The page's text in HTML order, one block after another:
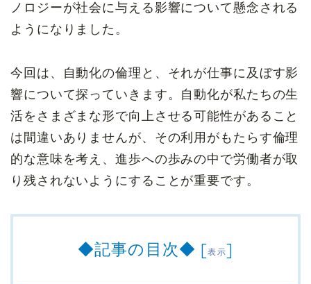
ノロジーが社会に与える影響について懸念される
ようになりました。
今回は、自動化の倫理と、それが仕事に及ぼす影
響について探っていきます。自動化が私たちの生
活をさまざまな形で向上させる可能性があること
は間違いありませんが、その利用がもたらす倫理
的な意味を考え、進歩への歩みの中で労働者が取
り残されないようにすることが重要です。
◆記事の目次◆ [表示]